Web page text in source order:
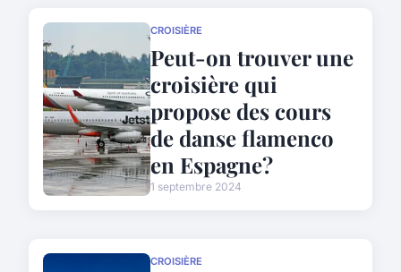
CROISIÈRE
Peut-on trouver une
croisière qui
propose des cours
de danse flamenco
en Espagne?
1 septembre 2024
CROISIÈRE